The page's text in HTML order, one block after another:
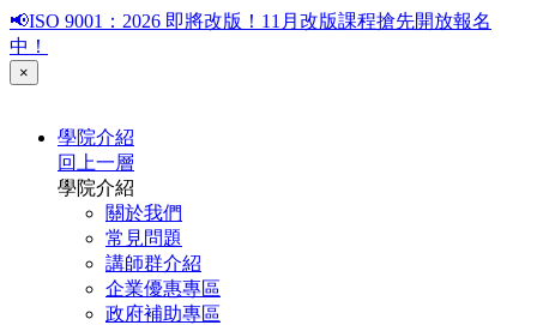
📢ISO 9001：2026 即將改版！11月改版課程搶先開放報名
中！
×
學院介紹
回上一層
學院介紹
關於我們
常見問題
講師群介紹
企業優惠專區
政府補助專區